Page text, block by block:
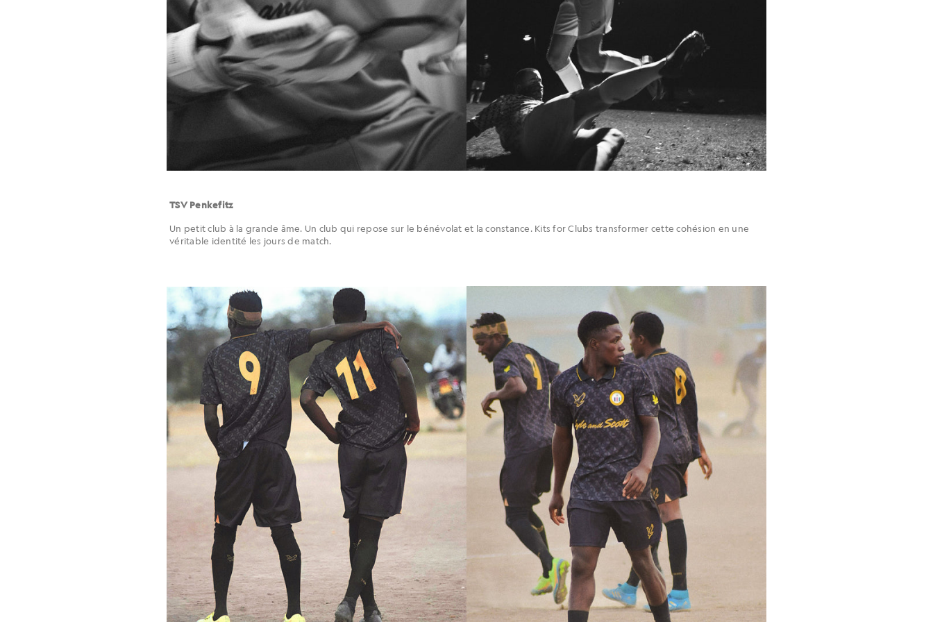
TSV Penkefitz
Un petit club à la grande âme. Un club qui repose sur le bénévolat et la constance. Kits for Clubs transformer cette cohésion en une
véritable identité les jours de match.